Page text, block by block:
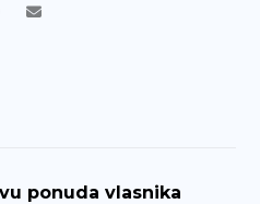
ponuda vlasnika